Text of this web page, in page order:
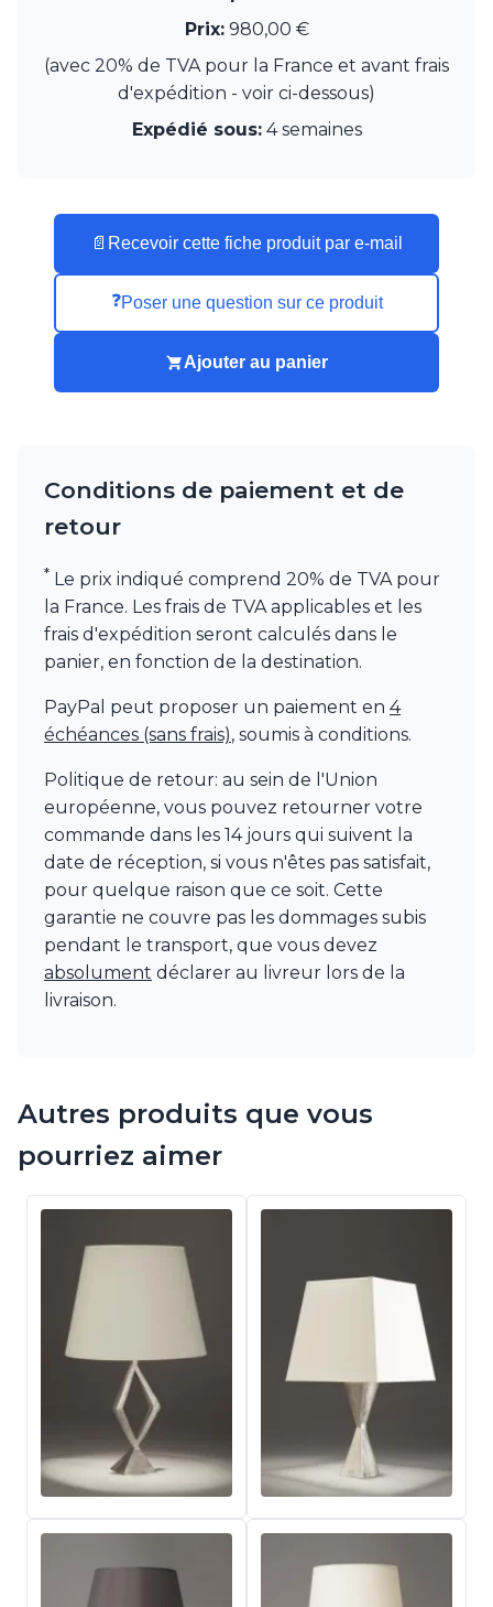
Prix:980,00 €
(avec 20% de TVA pour la France et avant frais
d'expédition - voir ci-dessous)
Expédié sous:4 semaines
📄 Recevoir cette fiche produit par e-mail
❓Poser une question sur ce produit
Ajouter au panier
Conditions de paiement et de
retour
* Le prix indiqué comprend 20% de TVA pour
la France. Les frais de TVA applicables et les
frais d'expédition seront calculés dans le
panier, en fonction de la destination.
PayPal peut proposer un paiement en 4
échéances (sans frais), soumis à conditions.
Politique de retour: au sein de l'Union
européenne, vous pouvez retourner votre
commande dans les 14 jours qui suivent la
date de réception, si vous n'êtes pas satisfait,
pour quelque raison que ce soit. Cette
garantie ne couvre pas les dommages subis
pendant le transport, que vous devez
absolument déclarer au livreur lors de la
livraison.
Autres produits que vous
pourriez aimer